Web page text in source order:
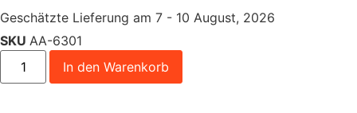
Geschätzte Lieferung am 7 - 10 August, 2026
SKU AA-6301
In den Warenkorb